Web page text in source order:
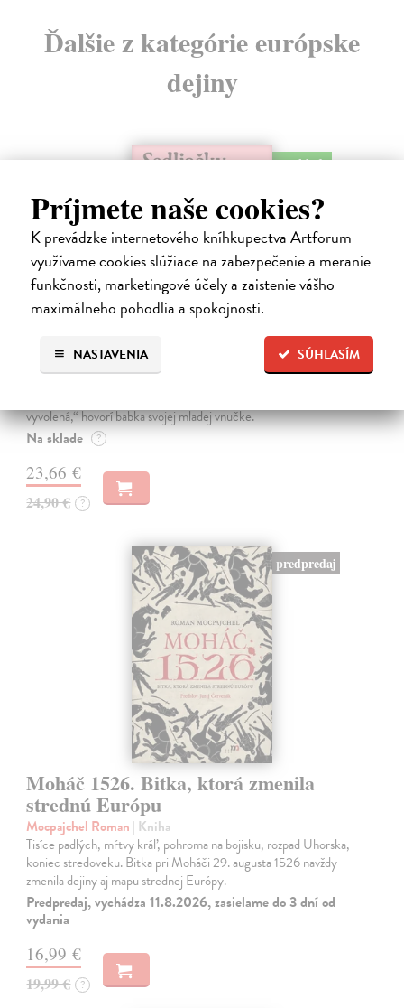
Príjmete naše cookies?
K prevádzke internetového kníhkupectva Artforum
využívame cookies slúžiace na zabezpečenie a meranie
funkčnosti, marketingové účely a zaistenie vášho
maximálneho pohodlia a spokojnosti.
SÚHLASÍM
NASTAVENIA
Ďalšie z kategórie európske
dejiny
na sklade
Sedliačky
Kuciel-Frydryszak Joanna
vyvolená,“ hovorí babka svojej mladej vnučke.
Na sklade ?
23,66 €
24,90 € ?
predpredaj
Moháč 1526. Bitka, ktorá zmenila
strednú Európu
Mocpajchel Roman | Kniha
Tisíce padlých, mŕtvy kráľ, pohroma na bojisku, rozpad Uhorska,
koniec stredoveku. Bitka pri Moháči 29. augusta 1526 navždy
zmenila dejiny aj mapu strednej Európy.
Predpredaj, vychádza 11.8.2026, zasielame do 3 dní od
vydania
16,99 €
19,99 € ?